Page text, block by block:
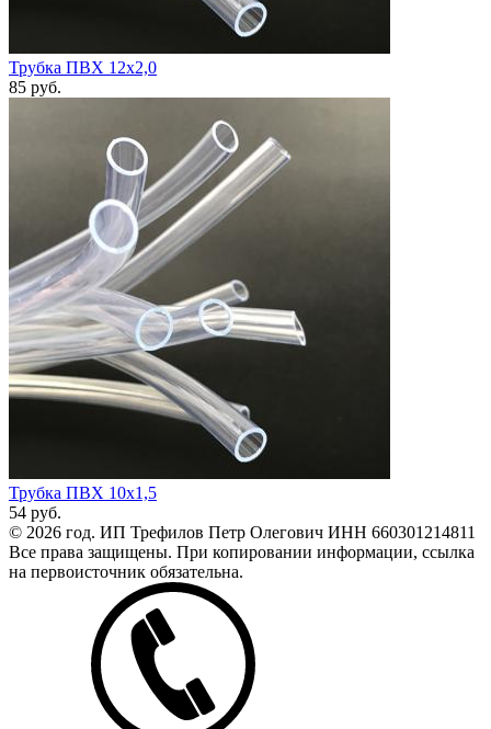
Трубка ПВХ 12х2,0
85 руб.
Трубка ПВХ 10х1,5
54 руб.
© 2026 год. ИП Трефилов Петр Олегович ИНН 660301214811
Все права защищены. При копировании информации, ссылка
на первоисточник обязательна.